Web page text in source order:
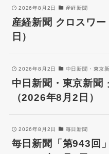
2026年8月2日 産経新聞
産経新聞 クロスワ
日）
2026年8月2日 中日新聞・東京
中日新聞・東京新聞
（2026年8月2日）
2026年8月2日 毎日新聞
毎日新聞「第943回